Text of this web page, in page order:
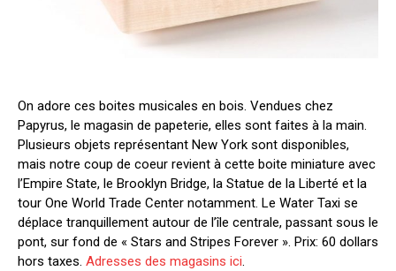
On adore ces boites musicales en bois. Vendues chez
Papyrus, le magasin de papeterie, elles sont faites à la main.
Plusieurs objets représentant New York sont disponibles,
mais notre coup de coeur revient à cette boite miniature avec
l’Empire State, le Brooklyn Bridge, la Statue de la Liberté et la
tour One World Trade Center notamment. Le Water Taxi se
déplace tranquillement autour de l’île centrale, passant sous le
pont, sur fond de « Stars and Stripes Forever ». Prix: 60 dollars
hors taxes. Adresses des magasins ici.